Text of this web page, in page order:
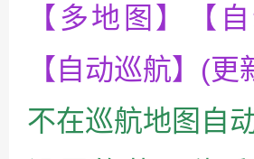
【多地图】【
【自动巡航】(更
不在巡航地图自